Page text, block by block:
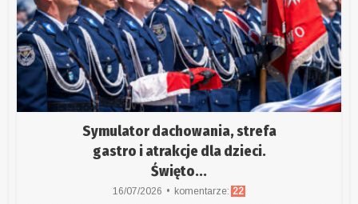
Symulator dachowania, strefa
gastro i atrakcje dla dzieci.
Święto...
16/07/2026 komentarze: 22